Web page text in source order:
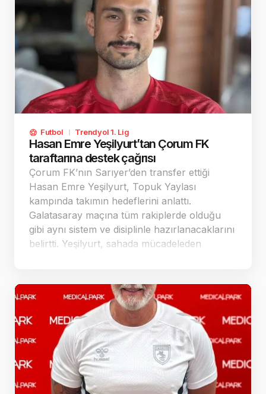
Futbol Trendyol 1. Lig
Hasan Emre Yeşilyurt’tan Çorum FK
taraftarına destek çağrısı
Çorum FK’nın Sarıyer’den transfer ettiği
Hasan Emre Yeşilyurt, Topuk Yaylası
kampında takımın hedeflerini anlattı.
Galatasaray maçına tüm rakiplerde olduğu
gibi aynı sistem ve disiplinle hazırlanacaklarını
belirtti. Yeşilyurt, sahada mücadeleden